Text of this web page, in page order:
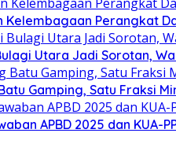
Perangkat
Utara Jadi Sorotan,
Gamping, Satu Fraksi
APBD 2025 dan KUA-